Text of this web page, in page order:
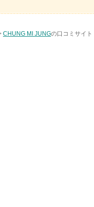
CHUNG MI JUNGの口コミサイト